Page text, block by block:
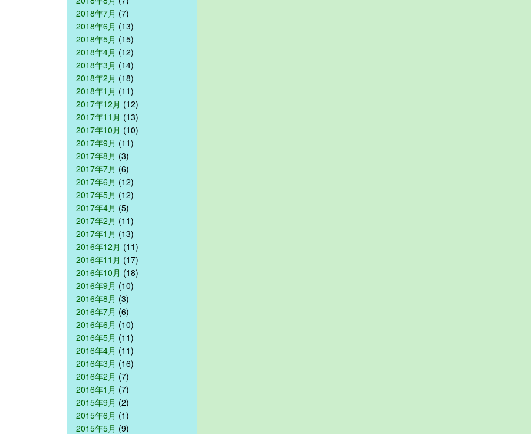
2018年7月 (7)
2018年6月 (13)
2018年5月 (15)
2018年4月 (12)
2018年3月 (14)
2018年2月 (18)
2018年1月 (11)
2017年12月 (12)
2017年11月 (13)
2017年10月 (10)
2017年9月 (11)
2017年8月 (3)
2017年7月 (6)
2017年6月 (12)
2017年5月 (12)
2017年4月 (5)
2017年2月 (11)
2017年1月 (13)
2016年12月 (11)
2016年11月 (17)
2016年10月 (18)
2016年9月 (10)
2016年8月 (3)
2016年7月 (6)
2016年6月 (10)
2016年5月 (11)
2016年4月 (11)
2016年3月 (16)
2016年2月 (7)
2016年1月 (7)
2015年9月 (2)
2015年6月 (1)
2015年5月 (9)